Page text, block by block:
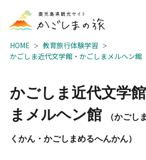
HOME
教育旅行体験学習
かごしま近代文学館・かごしまメルヘン館
かごしま近代文学
まメルヘン館
（かごし
くかん・かごしまめるへんかん）